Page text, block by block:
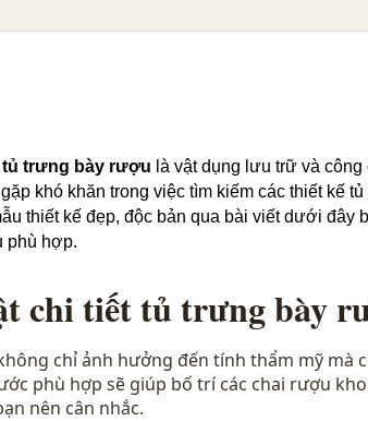
tủ trưng bày rượu là vật dụng lưu trữ và
khó khăn trong việc tìm kiếm các thiết
thiết kế đẹp, độc bản qua bài viết dưới
phù hợp.
chi tiết tủ trưng bày
chỉ ảnh hưởng đến tính thẩm mỹ mà
phù hợp sẽ giúp bố trí các chai rượu
nên cân nhắc.